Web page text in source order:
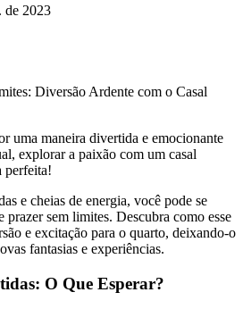
de 2023
Diversão Ardente com o Casal
uma maneira divertida e emocionante
explorar a paixão com um casal
perfeita!
e cheias de energia, você pode se
prazer sem limites. Descubra como esse
e excitação para o quarto, deixando-o
fantasias e experiências.
O Que Esperar?